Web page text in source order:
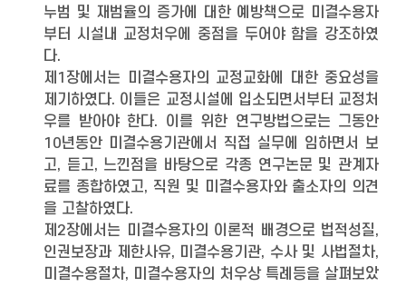
누범 및 재범율의 증가에 대한 예방책으로 미결수용자
부터 시설내 교정처우에 중점을 두어야 함을 강조하였
다.
제1장에서는 미결수용자의 교정교화에 대한 중요성을
제기하였다. 이들은 교정시설에 입소되면서부터 교정처
우를 받아야 한다. 이를 위한 연구방법으로는 그동안
10년동안 미결수용기관에서 직접 실무에 임하면서 보
고, 듣고, 느낀점을 바탕으로 각종 연구논문 및 관계자
료를 종합하였고, 직원 및 미결수용자와 출소자의 의견
을 고찰하였다.
제2장에서는 미결수용자의 이론적 배경으로 법적성질,
인권보장과 제한사유, 미결수용기관, 수사 및 사법절차,
미결수용절차, 미결수용자의 처우상 특례등을 살펴보았